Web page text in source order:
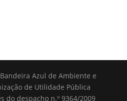
Azul de Ambiente e
de Utilidade Pública
do despacho n.º 9364/2009